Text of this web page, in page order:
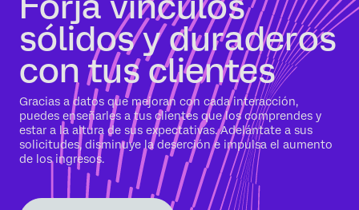
sólidos y duraderos
con tus clientes
Gracias a datos que mejoran con cada interacción,
puedes enseñarles a tus clientes que los comprendes y
estar a la altura de sus expectativas. Adelántate a sus
solicitudes, disminuye la deserción e impulsa el aumento
de los ingresos.